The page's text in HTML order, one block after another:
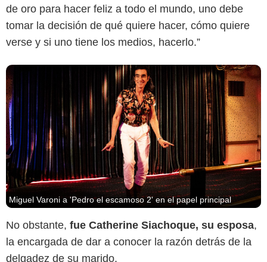
de oro para hacer feliz a todo el mundo, uno debe
tomar la decisión de qué quiere hacer, cómo quiere
verse y si uno tiene los medios, hacerlo.”
Miguel Varoni a 'Pedro el escamoso 2' en el papel principal
No obstante, fue Catherine Siachoque, su esposa,
la encargada de dar a conocer la razón detrás de la
delgadez de su marido.